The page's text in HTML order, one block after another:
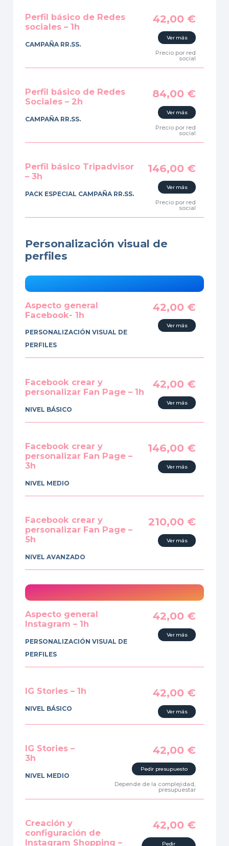
Perfil básico de Redes
sociales – 1h
CAMPAÑA RR.SS.
42,00 €
Ver más
Precio por red
social
Perfil básico de Redes
Sociales – 2h
CAMPAÑA RR.SS.
84,00 €
Ver más
Precio por red
social
Perfil básico Tripadvisor
– 3h
PACK ESPECIAL CAMPAÑA RR.SS.
146,00 €
Ver más
Precio por red
social
Personalización visual de
perfiles
Aspecto general
Facebook- 1h
PERSONALIZACIÓN VISUAL DE
PERFILES
42,00 €
Ver más
Facebook crear y
personalizar Fan Page – 1h
NIVEL BÁSICO
42,00 €
Ver más
Facebook crear y
personalizar Fan Page –
3h
NIVEL MEDIO
146,00 €
Ver más
Facebook crear y
personalizar Fan Page –
5h
NIVEL AVANZADO
210,00 €
Ver más
Aspecto general
Instagram – 1h
PERSONALIZACIÓN VISUAL DE
PERFILES
42,00 €
Ver más
IG Stories – 1h
NIVEL BÁSICO
42,00 €
Ver más
IG Stories –
3h
NIVEL MEDIO
42,00 €
Pedir presupuesto
Depende de la complejidad,
presupuestar
Creación y
configuración de
Instagram Shopping –
42,00 €
Pedir